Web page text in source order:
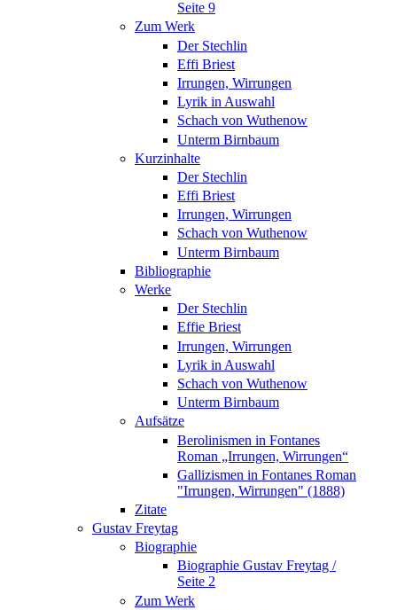
Seite 9
Zum Werk
Der Stechlin
Effi Briest
Irrungen, Wirrungen
Lyrik in Auswahl
Schach von Wuthenow
Unterm Birnbaum
Kurzinhalte
Der Stechlin
Effi Briest
Irrungen, Wirrungen
Schach von Wuthenow
Unterm Birnbaum
Bibliographie
Werke
Der Stechlin
Effie Briest
Irrungen, Wirrungen
Lyrik in Auswahl
Schach von Wuthenow
Unterm Birnbaum
Aufsätze
Berolinismen in Fontanes
Roman „Irrungen, Wirrungen“
Gallizismen in Fontanes Roman
"Irrungen, Wirrungen" (1888)
Zitate
Gustav Freytag
Biographie
Biographie Gustav Freytag /
Seite 2
Zum Werk